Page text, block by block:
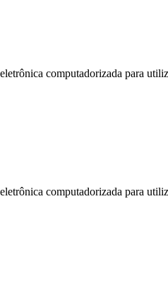
computadorizada para
computadorizada para